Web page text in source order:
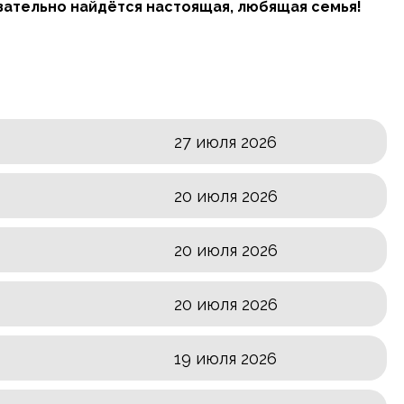
найдётся настоящая, любящая семья!
27 июля 2026
20 июля 2026
20 июля 2026
20 июля 2026
19 июля 2026